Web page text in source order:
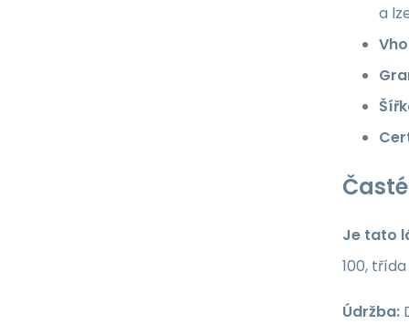
a
Je tato
100,
Údržba: